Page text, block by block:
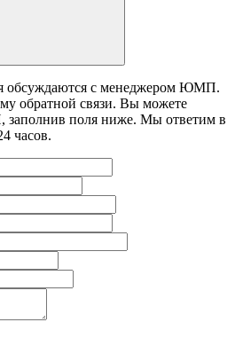
обсуждаются с менеджером ЮМП.
обратной связи. Вы можете
поля ниже. Mы ответим в
часов.